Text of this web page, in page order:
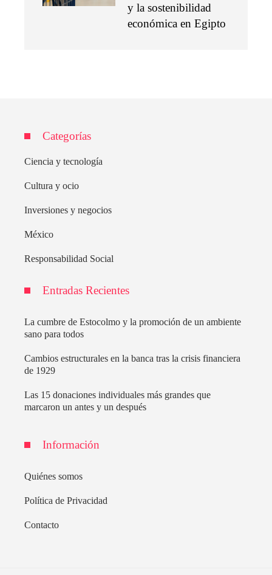
y la sostenibilidad
económica en Egipto
Categorías
Ciencia y tecnología
Cultura y ocio
Inversiones y negocios
México
Responsabilidad Social
Entradas Recientes
La cumbre de Estocolmo y la promoción de un ambiente
sano para todos
Cambios estructurales en la banca tras la crisis financiera
de 1929
Las 15 donaciones individuales más grandes que
marcaron un antes y un después
Información
Quiénes somos
Política de Privacidad
Contacto